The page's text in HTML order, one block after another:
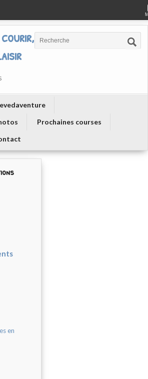
courir, courir
Prochaines courses
en